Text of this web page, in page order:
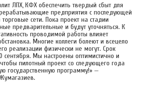
ЛПХ, КФХ обеспечить твердый сбыт для
предприятия с последующей
сети. Пока проект на стадии
предварительные и будут уточняться. К
проводимой работы влияет
Многие коллеги болеют и всецело
реализации физически не могут. Срок
сентября. Мы настроены оптимистично и
пилотный проект со следующего года
государственную программу!» —